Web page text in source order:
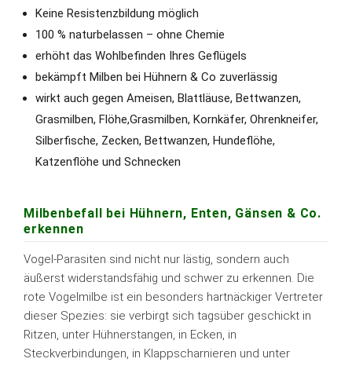
Keine Resistenzbildung möglich
100 % naturbelassen – ohne Chemie
erhöht das Wohlbefinden Ihres Geflügels
bekämpft Milben bei Hühnern & Co zuverlässig
wirkt auch gegen Ameisen, Blattläuse, Bettwanzen,
Grasmilben, Flöhe,Grasmilben, Kornkäfer, Ohrenkneifer,
Silberfische, Zecken, Bettwanzen, Hundeflöhe,
Katzenflöhe und Schnecken
Milbenbefall bei Hühnern, Enten, Gänsen & Co.
erkennen
Vogel-Parasiten sind nicht nur lästig, sondern auch
äußerst widerstandsfähig und schwer zu erkennen. Die
rote Vogelmilbe ist ein besonders hartnäckiger Vertreter
dieser Spezies: sie verbirgt sich tagsüber geschickt in
Ritzen, unter Hühnerstangen, in Ecken, in
Steckverbindungen, in Klappscharnieren und unter